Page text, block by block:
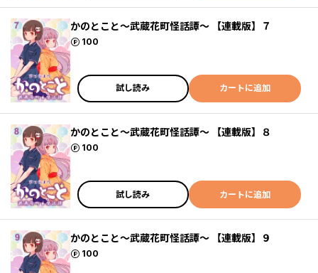
かのとこと～武蔵花町怪話譚～ 【連載版】７
100
ポイント
試し読み カートに追加
かのとこと～武蔵花町怪話譚～ 【連載版】８
100
ポイント
試し読み カートに追加
かのとこと～武蔵花町怪話譚～ 【連載版】９
100
ポイント